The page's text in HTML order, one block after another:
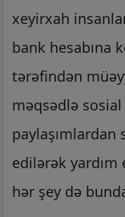
xeyirxah
bank hesabına
tərəfindən
məqsədlə
paylaşımlardan
edilərək
hər şey də